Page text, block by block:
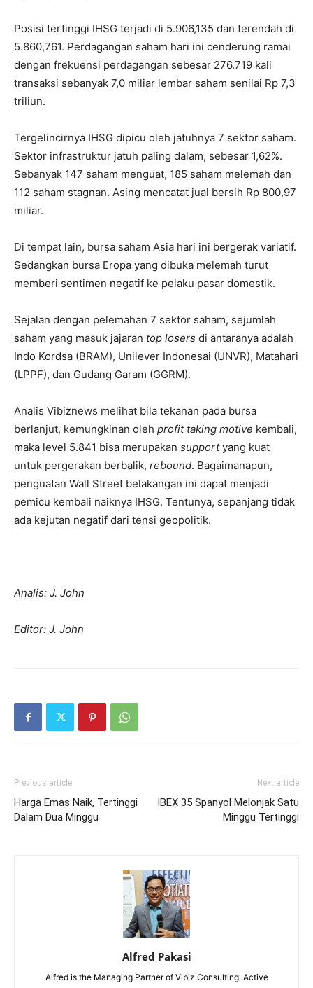
Posisi tertinggi IHSG terjadi di 5.906,135 dan terendah di
5.860,761. Perdagangan saham hari ini cenderung ramai
dengan frekuensi perdagangan sebesar 276.719 kali
transaksi sebanyak 7,0 miliar lembar saham senilai Rp 7,3
triliun.
Tergelincirnya IHSG dipicu oleh jatuhnya 7 sektor saham.
Sektor infrastruktur jatuh paling dalam, sebesar 1,62%.
Sebanyak 147 saham menguat, 185 saham melemah dan
112 saham stagnan. Asing mencatat jual bersih Rp 800,97
miliar.
Di tempat lain, bursa saham Asia hari ini bergerak variatif.
Sedangkan bursa Eropa yang dibuka melemah turut
memberi sentimen negatif ke pelaku pasar domestik.
Sejalan dengan pelemahan 7 sektor saham, sejumlah
saham yang masuk jajaran top losers di antaranya adalah
Indo Kordsa (BRAM), Unilever Indonesai (UNVR), Matahari
(LPPF), dan Gudang Garam (GGRM).
Analis Vibiznews melihat bila tekanan pada bursa
berlanjut, kemungkinan oleh profit taking motive kembali,
maka level 5.841 bisa merupakan supportyang kuat
untuk pergerakan berbalik, rebound. Bagaimanapun,
penguatan Wall Street belakangan ini dapat menjadi
pemicu kembali naiknya IHSG. Tentunya, sepanjang tidak
ada kejutan negatif dari tensi geopolitik.
Analis: J. John
Editor: J. John
Previous article
Harga Emas Naik, Tertinggi
Dalam Dua Minggu
Next article
IBEX 35 Spanyol Melonjak Satu
Minggu Tertinggi
Alfred Pakasi
Alfred is the Managing Partner of Vibiz Consulting. Active